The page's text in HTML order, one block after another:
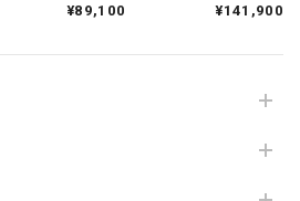
雛人形｜ひな人形｜初節句｜コンパクト｜おしゃれ｜モダン｜インテリア｜プレミアム｜こだわり｜おすすめ｜組み木デザイナー｜小黒三郎｜組み木｜木製ひな人形 KH422 つぼみびな三段飾り（普通垂幕/黄）
した。 どこも売り切れの中、在庫
っています。
アム｜こだわり
品コード》
¥89,100
レミアム｜こだわり
め｜収納｜作家｜伝
¥141,900